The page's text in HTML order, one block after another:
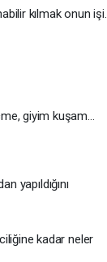
kılmak onun işi.
giyim kuşam…
yapıldığını
kadar neler